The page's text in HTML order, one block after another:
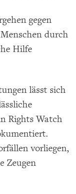
gegen
durch
Hilfe
lässt sich
Rights Watch
vorliegen,
Zeugen